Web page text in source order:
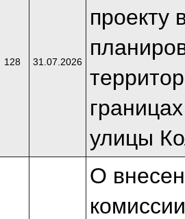
128 31.07.2026
проекту
улицы
О